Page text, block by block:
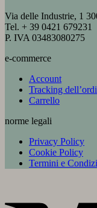
Via delle Industrie, 1
Tel. + 39 0421 679231
P. IVA 03483080275
e-commerce
Account
Tracking
Carrello
norme legali
Privacy Policy
Cookie Policy
Termini e